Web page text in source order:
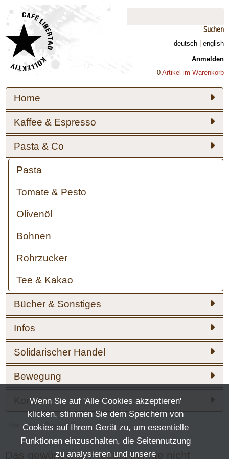
Suchen
deutsch english
Anmelden
0 Artikel im Warenkorb
Home
Kaffee & Espresso
Pasta & Co
Pasta
Tomate & Pesto
Olivenöl
Bohnen
Rohrzucker
Tee & Kakao
Bücher & Sonstiges
Infos
Solidarischer Handel
Bewegung
Kontakt
Startseite»Pasta & Co
Das gewünschte Produkt konnte nicht
Wenn Sie auf 'Alle Cookies akzeptieren'
klicken, stimmen Sie dem Speichern von
Cookies auf Ihrem Gerät zu, um essentielle
Funktionen einzuschalten, die Seitennutzung
zu analysieren und unsere